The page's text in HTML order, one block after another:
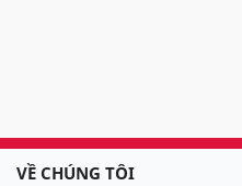
VỀ CHÚNG TÔI